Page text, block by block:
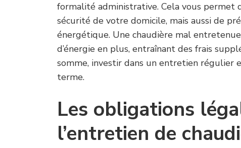
formalité administrative. Cela vous permet
sécurité de votre domicile, mais aussi de
énergétique. Une chaudière mal
d’énergie en plus, entraînant des frais
somme, investir dans un entretien régulier
terme.
Les obligations
l’entretien de